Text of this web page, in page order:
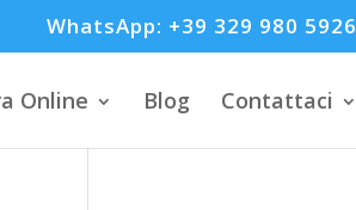
WhatsApp: +39 329 980 5926
Online Blog Contattaci